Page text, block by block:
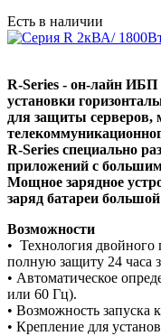
Есть в наличии
R-Series - он-лайн ИБП
установки
для защиты серверов,
R-Series специально
приложений с
Мощное зарядное
заряд батареи
Возможности
• Технология двойного
полную защиту 24 часа
• Автоматическое
или 60 Гц).
• Возможность запуска
• Крепление для